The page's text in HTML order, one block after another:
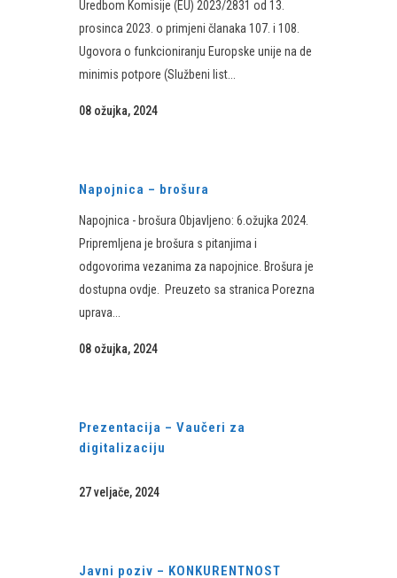
Uredbom Komisije (EU) 2023/2831 od 13.
prosinca 2023. o primjeni članaka 107. i 108.
Ugovora o funkcioniranju Europske unije na de
minimis potpore (Službeni list...
08 ožujka, 2024
Napojnica – brošura
Napojnica - brošura Objavljeno: 6.ožujka 2024. ​
Pripremljena je brošura s pitanjima i
odgovorima vezanima za napojnice.​ Brošura je
dostupna ovdje.​​ Preuzeto sa stranica Porezna
uprava...
08 ožujka, 2024
Prezentacija – Vaučeri za
digitalizaciju
27 veljače, 2024
Javni poziv – KONKURENTNOST